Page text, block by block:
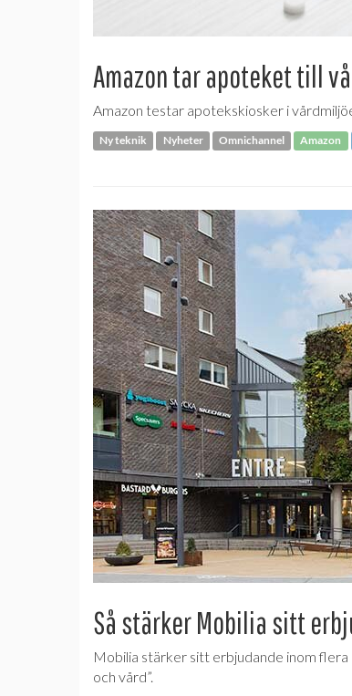
Amazon tar apoteket till
Amazon testar apotekskiosker i
Ny teknik Nyheter Omnichannel Amazon
Så stärker Mobilia sitt
Mobilia stärker sitt erbjudande inom
och vård”.